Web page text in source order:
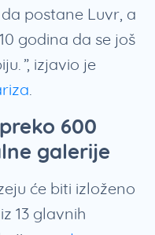
postane Luvr, a
godina da se još
izjavio je
.
600
galerije
će biti izloženo
iz 13 glavnih